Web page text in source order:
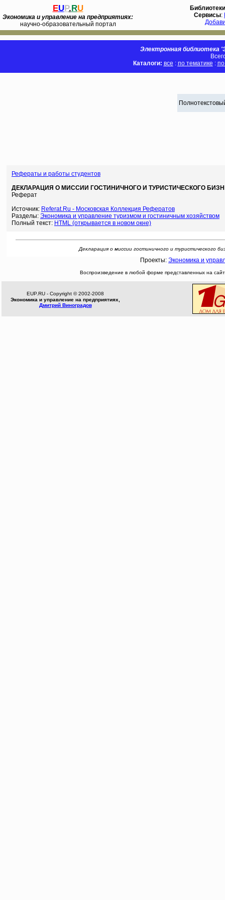
EUP.RU
Экономика и управление на предприятиях:
научно-образовательный портал
Библиотеки
Сервисы:
Электронная библиотека
Каталоги: все : по тематике :
Рефераты и работы студентов
ДЕКЛАРАЦИЯ О МИССИИ ГОСТИНИЧНОГО И ТУРИСТИЧЕСКОГО
Реферат
Источник: Referat.Ru - Московская Коллекция Рефератов
Разделы: Экономика и управление туризмом и гостиничным хозяйством
Полный текст: HTML (открывается в новом окне)
Декларация о миссии гостиничного и туристического
Проекты: Экономика и
Воспроизведение в любой форме представленных на
EUP.RU - Copyright © 2002-2008
Экономика и управление на предприятиях,
Дмитрий Виноградов